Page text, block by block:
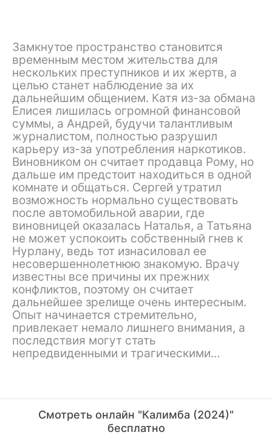
Замкнутое пространство становится
временным местом жительства для
нескольких преступников и их жертв, а
целью станет наблюдение за их
дальнейшим общением. Катя из-за обмана
Елисея лишилась огромной финансовой
суммы, а Андрей, будучи талантливым
журналистом, полностью разрушил
карьеру из-за употребления наркотиков.
Виновником он считает продавца Рому, но
дальше им предстоит находиться в одной
комнате и общаться. Сергей утратил
возможность нормально существовать
после автомобильной аварии, где
виновницей оказалась Наталья, а Татьяна
не может успокоить собственный гнев к
Нурлану, ведь тот изнасиловал ее
несовершеннолетнюю знакомую. Врачу
известны все причины их прежних
конфликтов, поэтому он считает
дальнейшее зрелище очень интересным.
Опыт начинается стремительно,
привлекает немало лишнего внимания, а
последствия могут стать
непредвиденными и трагическими…
Смотреть онлайн "Калимба (2024)"
бесплатно